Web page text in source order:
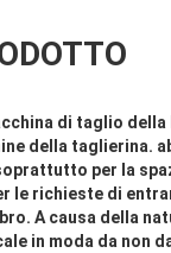
di taglio della
della taglierina.
per la
richieste di
A causa della
in moda da non